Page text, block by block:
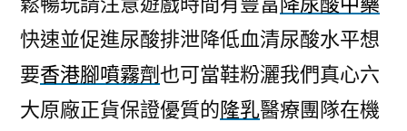
快速並促進尿酸排泄降低血清尿酸水平想
要香港腳噴霧劑也可當鞋粉灑我們真心六
大原廠正貨保證優質的隆乳醫療團隊在機